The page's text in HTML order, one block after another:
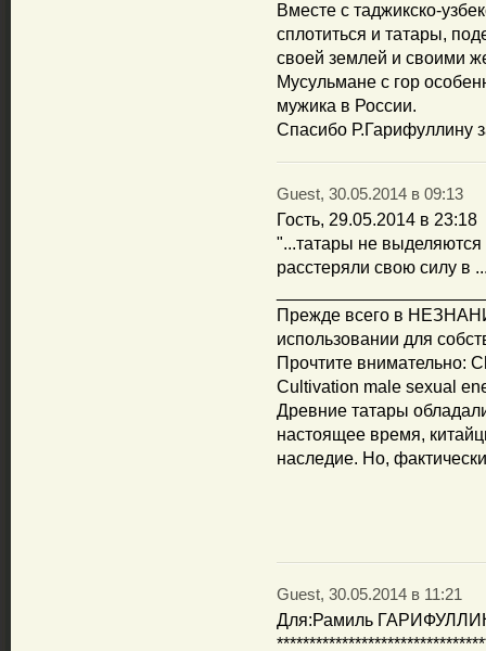
Вместе с таджикско-
сплотиться и татары,
своей землей и своими
Мусульмане с гор
мужика в России.
Спасибо Р.Гарифуллину
Guest, 30.05.2014 в 09:13
Гость, 29.05.2014 в 23:18
"...татары не выделяются
расстеряли свою силу в
Прежде всего в
использовании для
Прочтите внимательно:
Cultivation male sexual
Древние татары
настоящее время,
наследие. Но,
Guest, 30.05.2014 в 11:21
Для:Рамиль